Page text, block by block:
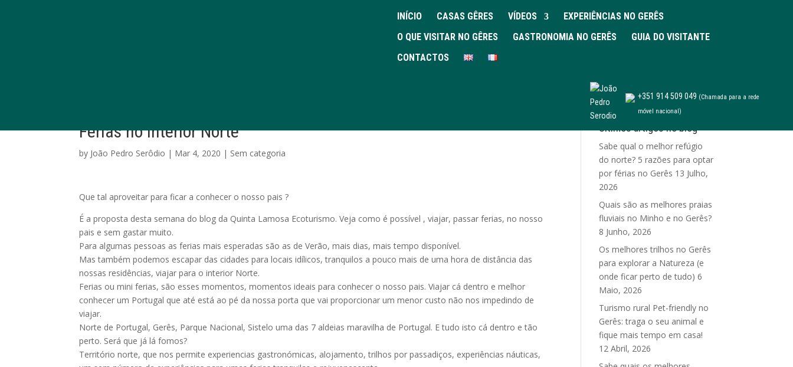
INÍCIO CASAS GÊRES VÍDEOS
EXPERIÊNCIAS NO GERÊS
O QUE VISITAR NO GÊRES
GASTRONOMIA NO GERÊS
GUIA DO VISITANTE
CONTACTOS
+351 914 509 049 (Chamada para a rede
móvel nacional)
Ferias no interior Norte
by João Pedro Serôdio | Mar 4, 2020 | Sem categoria
Que tal aproveitar para ficar a conhecer o nosso pais ?
É a proposta desta semana do blog da Quinta Lamosa Ecoturismo. Veja como é possível , viajar, passar ferias, no nosso
pais e sem gastar muito.
Para algumas pessoas as ferias mais esperadas são as de Verão, mais dias, mais tempo disponível.
Mas também podemos escapar das cidades para locais idílicos, tranquilos a pouco mais de uma hora de distância das
nossas residências, viajar para o interior Norte.
Ferias ou mini ferias, são esses momentos, momentos ideais para conhecer o nosso pais. Viajar cá dentro e melhor
conhecer um Portugal que até está ao pé da nossa porta que vai proporcionar um menor custo não nos impedindo de
viajar.
Norte de Portugal, Gerês, Parque Nacional, Sistelo uma das 7 aldeias maravilha de Portugal. E tudo isto cá dentro e tão
perto. Será que já lá fomos?
Território norte, que nos permite experiencias gastronómicas, alojamento, trilhos por passadiços, experiências náuticas,
Últimos artigos no blog
Sabe qual o melhor refúgio
do norte? 5 razões para optar
por férias no Gerês 13 Julho,
2026
Quais são as melhores praias
fluviais no Minho e no Gerês?
8 Junho, 2026
Os melhores trilhos no Gerês
para explorar a Natureza (e
onde ficar perto de tudo) 6
Maio, 2026
Turismo rural Pet-friendly no
Gerês: traga o seu animal e
fique mais tempo em casa!
12 Abril, 2026